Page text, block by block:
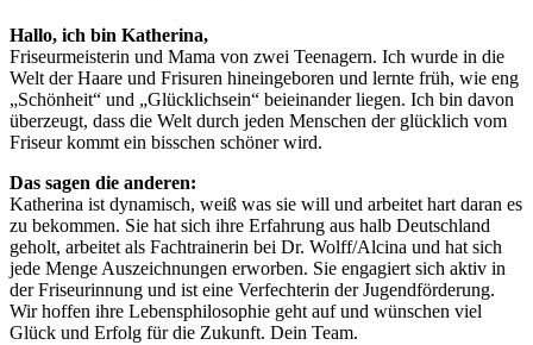
Hallo, ich bin Katherina,
Friseurmeisterin und Mama von zwei Teenagern. Ich wurde in die
Welt der Haare und Frisuren hineingeboren und lernte früh, wie eng
„Schönheit“ und „Glücklichsein“ beieinander liegen. Ich bin davon
überzeugt, dass die Welt durch jeden Menschen der glücklich vom
Friseur kommt ein bisschen schöner wird.
Das sagen die anderen:
Katherina ist dynamisch, weiß was sie will und arbeitet hart daran es
zu bekommen. Sie hat sich ihre Erfahrung aus halb Deutschland
geholt, arbeitet als Fachtrainerin bei Dr. Wolff/Alcina und hat sich
jede Menge Auszeichnungen erworben. Sie engagiert sich aktiv in
der Friseurinnung und ist eine Verfechterin der Jugendförderung.
Wir hoffen ihre Lebensphilosophie geht auf und wünschen viel
Glück und Erfolg für die Zukunft. Dein Team.